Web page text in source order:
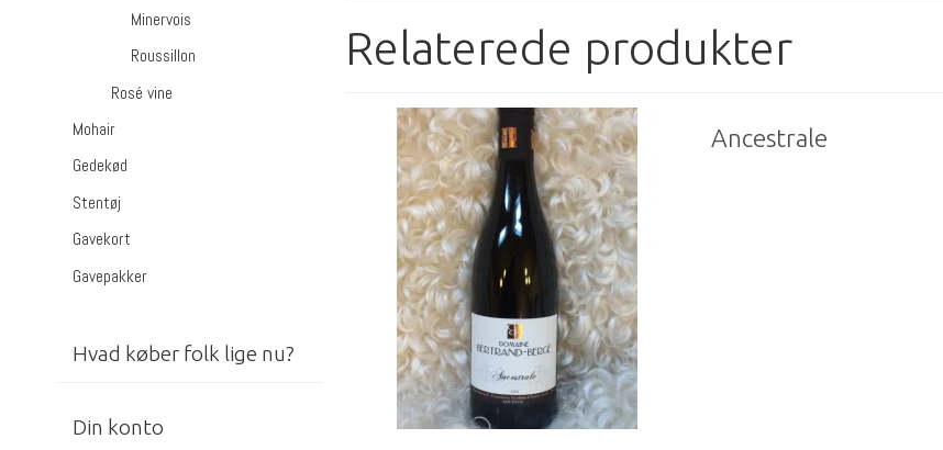
Minervois
Roussillon
Rosé vine
Mohair
Gedekød
Stentøj
Gavekort
Gavepakker
Hvad køber folk lige nu?
Din konto
Relaterede produkter
Ancestrale